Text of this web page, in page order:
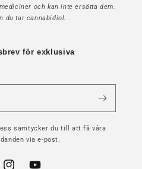
och kan inte ersätta dem.
du tar cannabidiol.
för exklusiva
samtycker du till att få våra
via e-post.